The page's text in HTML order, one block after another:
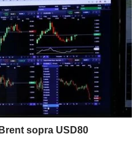
sopra USD80